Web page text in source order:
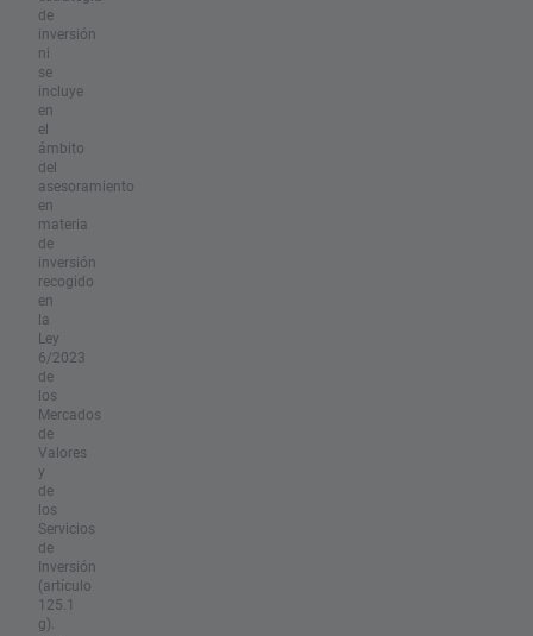
de
inversión
ni
se
incluye
en
el
ámbito
del
asesoramiento
en
materia
de
inversión
recogido
en
la
Ley
6/2023
de
los
Mercados
de
Valores
y
de
los
Servicios
de
Inversión
(artículo
125.1
g).